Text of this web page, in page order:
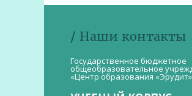
/ Наши контакты
Государственное бюджетное
общеобразовательное
«Центр образования «Эрудит»